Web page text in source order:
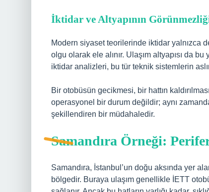
İktidar ve Altyapının
Modern siyaset teorilerinde iktidar yalnızca
olgu olarak ele alınır. Ulaşım altyapısı da
iktidar analizleri, bu tür teknik sistemlerin
Bir otobüsün gecikmesi, bir hattın
operasyonel bir durum değildir; aynı
şekillendiren bir müdahaledir.
Samandıra Örneği:
Samandıra, İstanbul’un doğu aksında yer
bölgedir. Buraya ulaşım genellikle İETT